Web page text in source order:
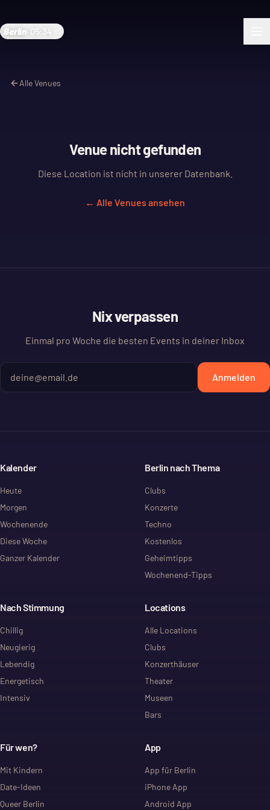
Berlin 05:34
Alle Venues
Venue nicht gefunden
Diese Location ist nicht in unserer Datenbank.
← Alle Venues ansehen
Nix verpassen
Einmal pro Woche die besten Events in deiner Inbox
Anmelden
Kalender
Heute
Morgen
Wochenende
Diese Woche
Ganzer Kalender
Berlin nach Thema
Clubs
Konzerte
Techno
Kostenlos
Geheimtipps
Wochenend-Tipps
Nach Stimmung
Chillig
Neugierig
Lebendig
Energetisch
Intensiv
Locations
Alle Locations
Clubs
Konzerthäuser
Theater
Museen
Bars
Für wen?
Mit Kindern
Date-Ideen
Queer Berlin
App
App für Berlin
iPhone App
Android App